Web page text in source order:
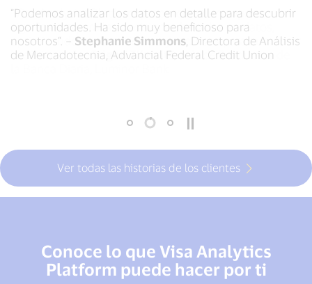
"Visa Analytics Platform proporciona un soporte
significativo para las decisiones basadas en datos,
optimizando nuestro tiempo y recursos para aumentar
la eficiencia”. –Grigori Ilkevitš, Jefe de Productos de
“Podemos analizar los datos en detalle para descubrir
oportunidades. Ha sido muy beneficioso para
nosotros”. – Stephanie Simmons , Directora de Análisis
de Mercadotecnia, Advancial Federal Credit Union
“Los paneles fáciles de usar nos ayudan a contar
historias de datos complejas a audiencias que no son
técnicas”. –
Robert Pearson, Analista de
Administración de Servicios de Pago, Nationwide
Ver todas las historias de los clientes
Conoce lo que Visa Analytics
Platform puede hacer por ti